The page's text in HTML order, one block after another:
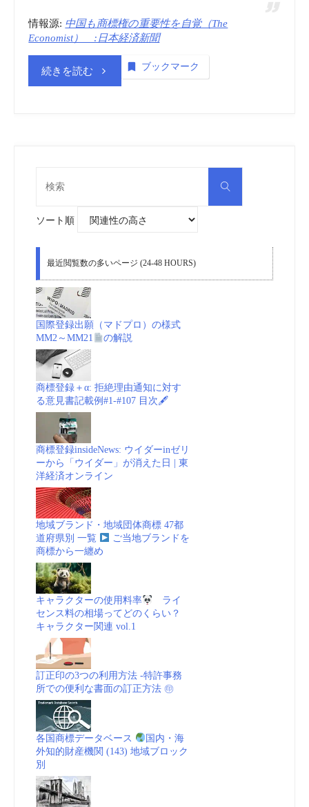
情報源: 中国も商標権の重要性を自覚（The
Economist） :日本経済新聞
続きを読む“商
中
国
商
権
要
を
覚
(The
|
本
ブックマーク
検
ソート順
最近閲覧数の多いページ (24-48 HOURS)
国際登録出願（マドプロ）の様式
MM2～MM21
の解説
商標登録＋α: 拒絶理由通知に対す
る意見書記載例#1-#107 目次🖋
商標登録insideNews: ウイダーinゼリ
ーから「ウイダー」が消えた日 | 東
洋経済オンライン
地域ブランド・地域団体商標 47都
道府県別 一覧
ご当地ブランドを
商標から一纏め
キャラクターの使用料率
ライ
センス料の相場ってどのくらい？
キャラクター関連 vol.1
訂正印の3つの利用方法 -特許事務
所での便利な書面の訂正方法 ㊞
各国商標データベース
国内・海
外知的財産機関 (143) 地域ブロック
別